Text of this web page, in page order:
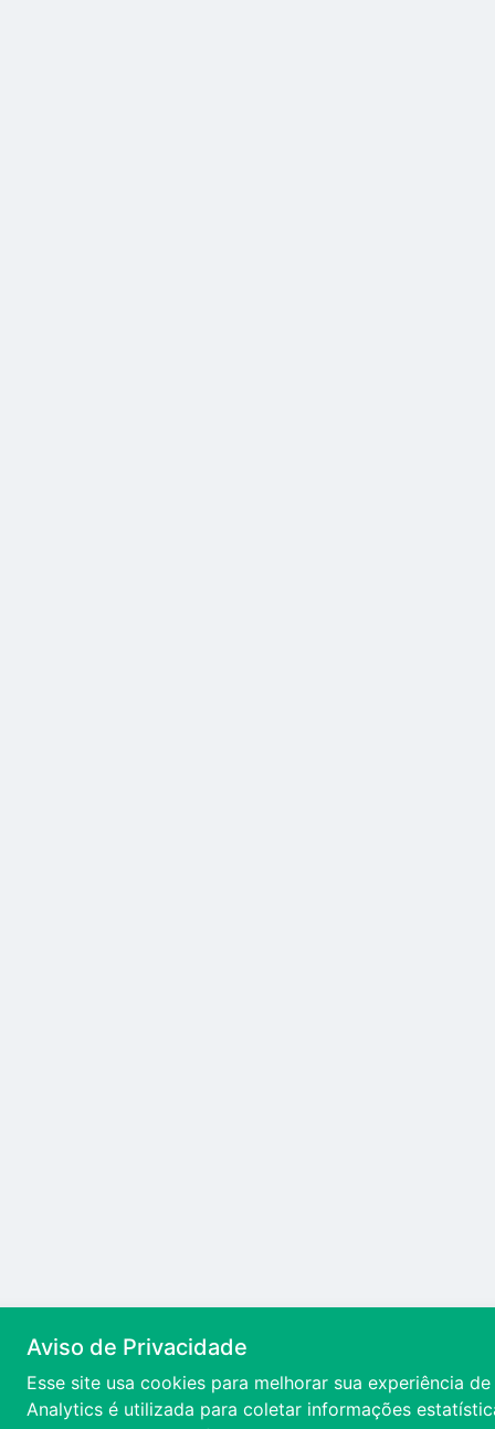
Aviso de Privacidade
Esse site usa cookies para melhorar sua experiência
Analytics é utilizada para coletar informações